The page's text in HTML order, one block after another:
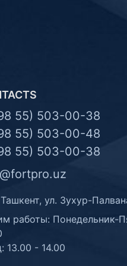
55) 503-00-38
55) 503-00-48
55) 503-00-38
ул. Зухур-
работы: Понедельник-
13.00 - 14.00